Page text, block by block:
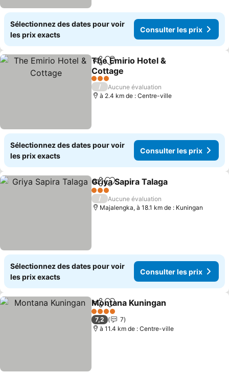
Sélectionnez des dates pour voir
les prix exacts
Consulter les prix
PartagerAjouter à mes favoris
The Emirio Hotel &
Cottage
Consulter les prix
3 Étoiles
/
Aucune évaluation
à 2.4 km de : Centre-ville
Sélectionnez des dates pour voir
les prix exacts
Consulter les prix
PartagerAjouter à mes favoris
Griya Sapira Talaga
3 Étoiles
/
Aucune évaluation
Majalengka, à 18.1 km de : Kuningan
Sélectionnez des dates pour voir
les prix exacts
Consulter les prix
PartagerAjouter à mes favoris
Montana Kuningan
4 Étoiles
7,2
7
à 11.4 km de : Centre-ville